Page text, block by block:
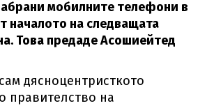
мобилните телефони в
началото на следващата
Това предаде Асошиейтед
дясноцентристкото
правителство на